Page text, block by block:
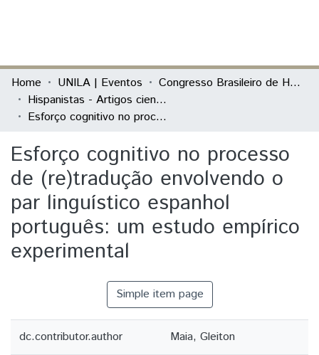
Communities & Collections
All of DSpace
Home UNILA | Eventos
Congresso Brasileiro de Hispanistas
Hispanistas - Artigos científicos
Esforço cognitivo no processo de (re)tradução envolvendo o par linguístico espanhol português: um estudo empírico experimental
Esforço cognitivo no processo
de (re)tradução envolvendo o
par linguístico espanhol
português: um estudo empírico
experimental
Simple item page
dc.contributor.author Maia, Gleiton